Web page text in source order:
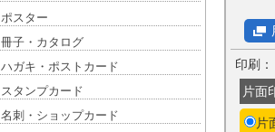
ポスター
冊子・カタログ
ハガキ・ポストカード
スタンプカード
名刺・ショップカード
印刷：
片面
片